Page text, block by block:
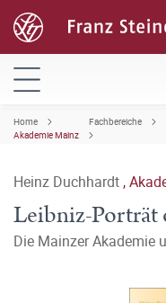
Home Fachbereiche
Akademie Mainz
Heinz Duchhardt ,
Leibniz-Porträt
Die Mainzer Akademie